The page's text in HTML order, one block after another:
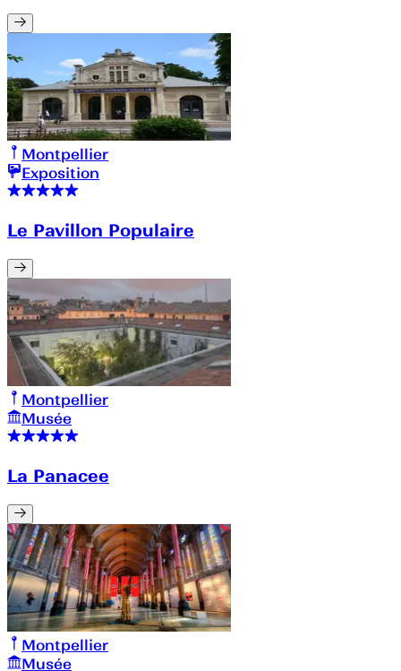
Montpellier
Exposition
Le Pavillon Populaire
Montpellier
Musée
La Panacee
Montpellier
Musée